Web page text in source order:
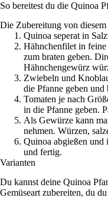
So bereitest du die Quinoa
Die Zubereitung von
Quinoa seperat in
Hähnchenfilet in feine
zum braten geben.
Hähnchengewürz
Zwiebeln und
die Pfanne geben und
Tomaten je nach
in die Pfanne geben.
Als Gewürze kann
nehmen. Würzen,
Quinoa abgießen und
und fertig.
Varianten
Du kannst deine Quinoa
Gemüseart zubereiten, du